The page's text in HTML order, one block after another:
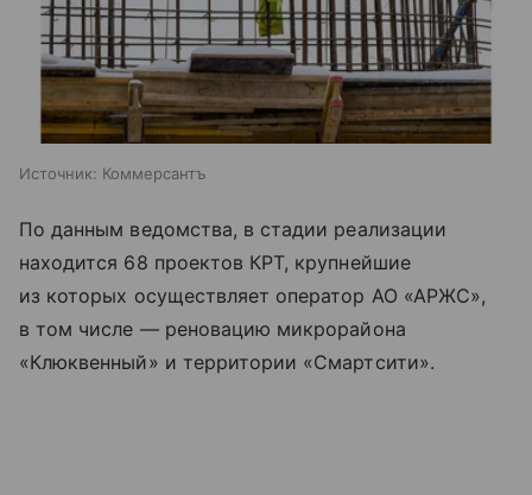
Источник: Коммерсантъ
По данным ведомства, в стадии реализации
находится 68 проектов КРТ, крупнейшие
из которых осуществляет оператор АО «АРЖС»,
в том числе — реновацию микрорайона
«Клюквенный» и территории «Смартсити».